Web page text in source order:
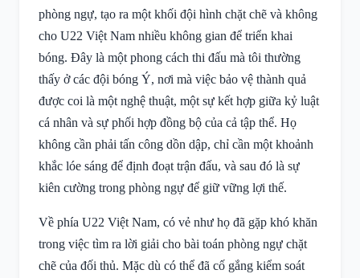
phòng ngự, tạo ra một khối đội hình chặt chẽ và không
cho U22 Việt Nam nhiều không gian để triển khai
bóng. Đây là một phong cách thi đấu mà tôi thường
thấy ở các đội bóng Ý, nơi mà việc bảo vệ thành quả
được coi là một nghệ thuật, một sự kết hợp giữa kỷ luật
cá nhân và sự phối hợp đồng bộ của cả tập thể. Họ
không cần phải tấn công dồn dập, chỉ cần một khoảnh
khắc lóe sáng để định đoạt trận đấu, và sau đó là sự
kiên cường trong phòng ngự để giữ vững lợi thế.
Về phía U22 Việt Nam, có vẻ như họ đã gặp khó khăn
trong việc tìm ra lời giải cho bài toán phòng ngự chặt
chẽ của đối thủ. Mặc dù có thể đã cố gắng kiểm soát